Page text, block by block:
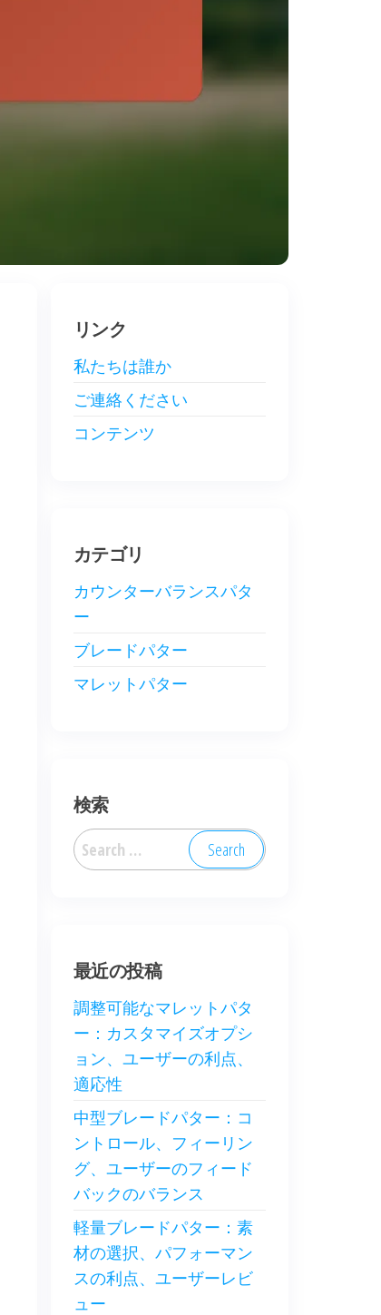
リンク
私たちは誰か
ご連絡ください
コンテンツ
カテゴリ
カウンターバランスパタ
ー
ブレードパター
マレットパター
検索
Search
for:
最近の投稿
調整可能なマレットパタ
ー：カスタマイズオプシ
ョン、ユーザーの利点、
適応性
中型ブレードパター：コ
ントロール、フィーリン
グ、ユーザーのフィード
バックのバランス
軽量ブレードパター：素
材の選択、パフォーマン
スの利点、ユーザーレビ
ュー